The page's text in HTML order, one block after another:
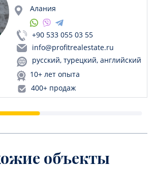
Алания
+90 533 055 03 55
info@profitrealestate.ru
русский, турецкий, английский
10+ лет опыта
400+ продаж
объекты